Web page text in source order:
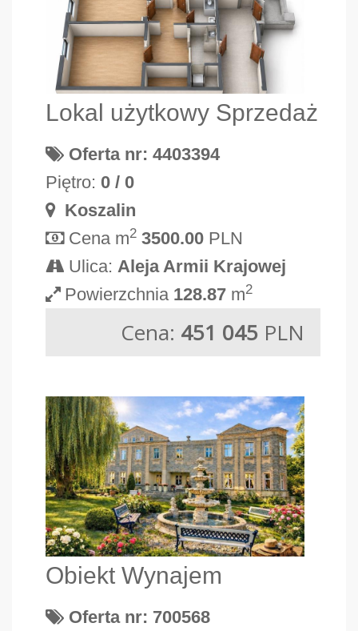
Lokal użytkowy Sprzedaż
Oferta nr: 4403394
Piętro: 0 / 0
Koszalin
Cena m2 3500.00 PLN
Ulica: Aleja Armii Krajowej
Powierzchnia 128.87 m2
Cena: 451 045 PLN
Obiekt Wynajem
Oferta nr: 700568